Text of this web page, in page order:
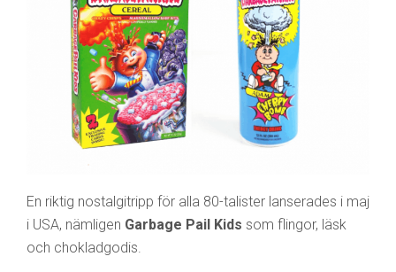
En riktig nostalgitripp för alla 80-talister lanserades i maj
i USA, nämligen Garbage Pail Kids som flingor, läsk
och chokladgodis.